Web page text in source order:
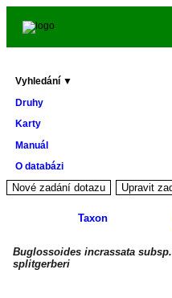
Vyhledání ▼
Druhy
Karty
Manuál
O databázi
Taxon
Buglossoides incrassata subsp.
splitgerberi